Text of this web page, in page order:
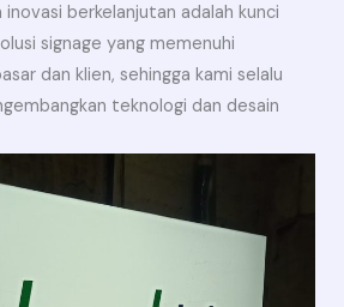
berkelanjutan adalah kunci
signage yang memenuhi
dan klien, sehingga kami selalu
teknologi dan desain